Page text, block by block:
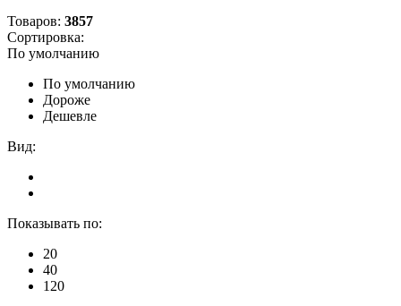
Товаров: 3857
Сортировка:
По умолчанию
По умолчанию
Дороже
Дешевле
Вид:
Показывать по:
20
40
120